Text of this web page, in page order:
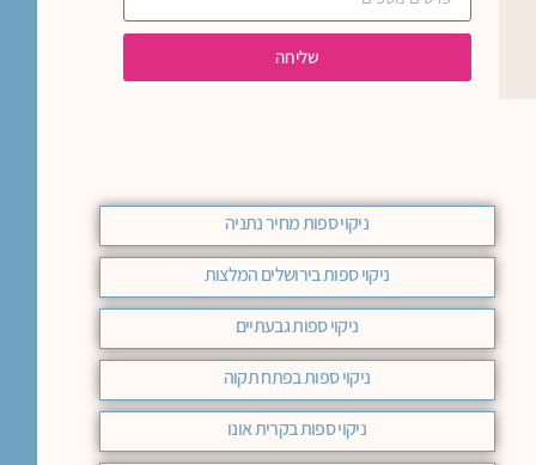
שליחה
ניקוי ספות מחיר נתניה
ניקוי ספות בירושלים המלצות
ניקוי ספות גבעתיים
ניקוי ספות בפתח תקוה
ניקוי ספות בקרית אונו